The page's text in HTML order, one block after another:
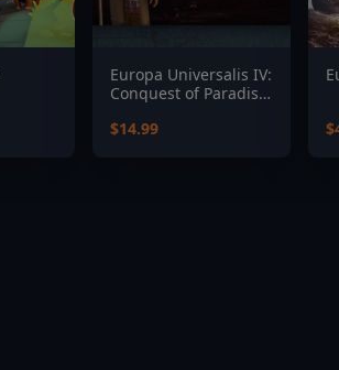
Europa Universalis IV:
Conquest of Paradise
$14.99